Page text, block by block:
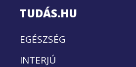
TUDÁS.HU
EGÉSZSÉG
INTERJÚ